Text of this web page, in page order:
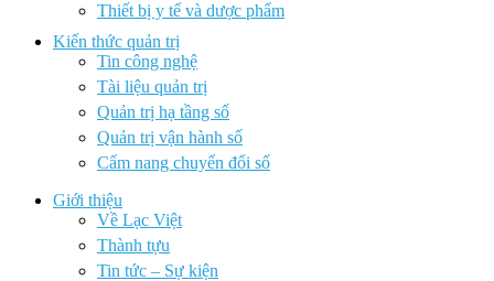
Thiết bị y tế và dược phẩm
Kiến thức quản trị
Tin công nghệ
Tài liệu quản trị
Quản trị hạ tầng số
Quản trị vận hành số
Cẩm nang chuyển đổi số
Giới thiệu
Về Lạc Việt
Thành tựu
Tin tức – Sự kiện